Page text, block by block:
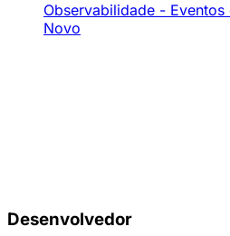
Observabilidade - Eventos
Novo
Desenvolvedor